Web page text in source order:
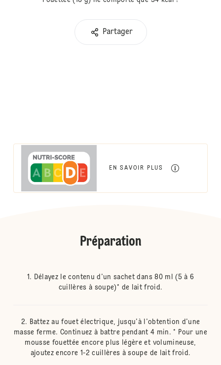
Partager
EN SAVOIR PLUS
Préparation
Délayez le contenu d'un sachet dans 80 ml (5 à 6
cuillères à soupe)* de lait froid.
Battez au fouet électrique, jusqu'à l'obtention d'une
masse ferme. Continuez à battre pendant 4 min. * Pour une
mousse fouettée encore plus légère et volumineuse,
ajoutez encore 1-2 cuillères à soupe de lait froid.